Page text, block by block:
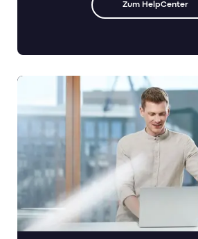
Zum HelpCenter